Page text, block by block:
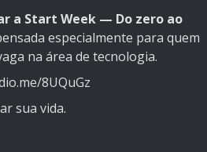
a Start Week — Do zero ao
especialmente para quem
na área de tecnologia.
8UQuGz
sua vida.